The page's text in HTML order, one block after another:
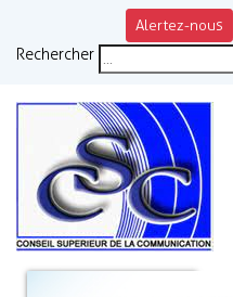
Alertez-nous
Rechercher